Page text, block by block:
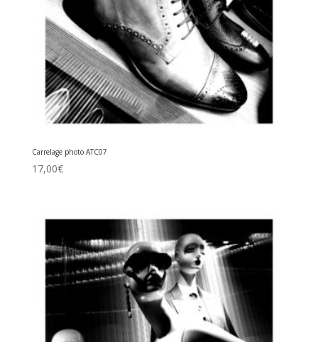
Carrelage photo ATC07
17,00€